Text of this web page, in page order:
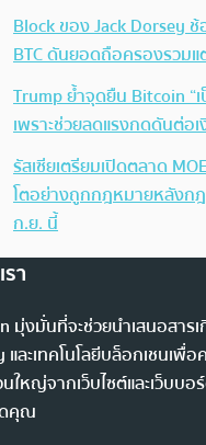
Block ของ Jack Dorsey
BTC ดันยอดถือครองรวมแ
Trump ย้ำจุดยืน Bitcoin “
เพราะช่วยลดแรงกดดันต่อ
รัสเซียเตรียมเปิดตลาด
โตอย่างถูกกฎหมายหลังกฎ
ก.ย. นี้
า
มุ่งมั่นที่จะช่วยนำเสนอสาร
ละเทคโนโลยีบล็อกเชนเพื่อ
หญ่จากเว็บไซต์และเว็บบอ
คุณ